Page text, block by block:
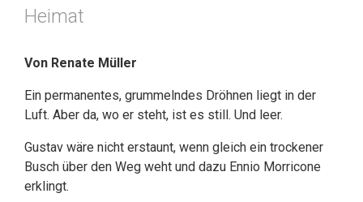
Heimat
Von Renate Müller
Ein permanentes, grummelndes Dröhnen liegt in der
Luft. Aber da, wo er steht, ist es still. Und leer.
Gustav wäre nicht erstaunt, wenn gleich ein trockener
Busch über den Weg weht und dazu Ennio Morricone
erklingt.